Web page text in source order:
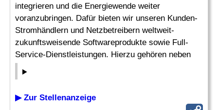
integrieren und die Energiewende weiter
voranzubringen. Dafür bieten wir unseren Kunden-
Stromhändlern und Netzbetreibern weltweit-
zukunftsweisende Softwareprodukte sowie Full-
Service-Dienstleistungen. Hierzu gehören neben
▶ Zur Stellenanzeige